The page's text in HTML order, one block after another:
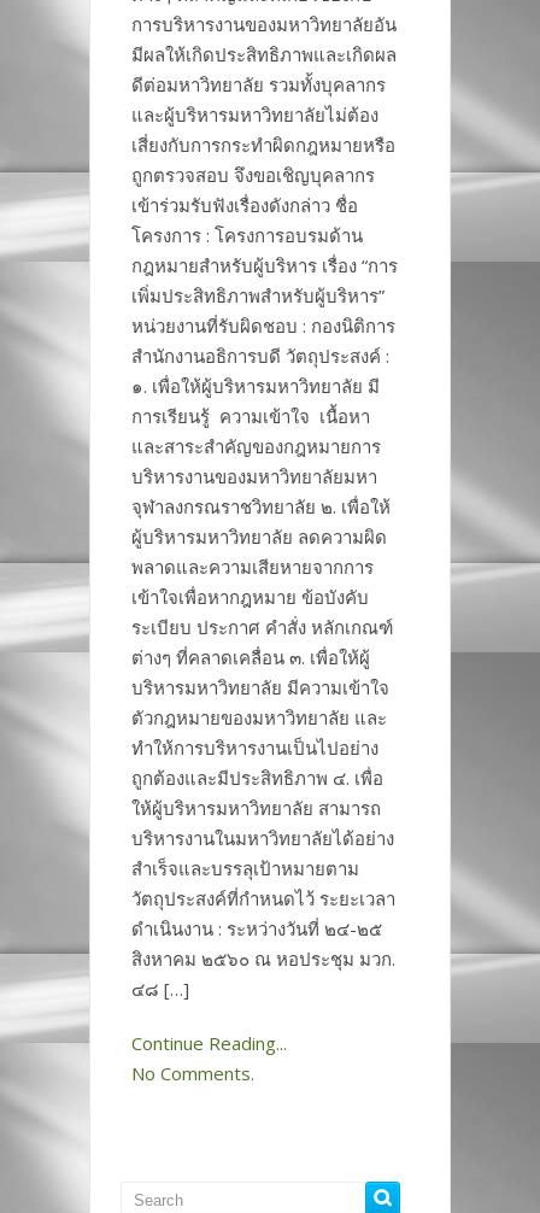
การบริหารงานของมหาวิทยาลัยอัน
มีผลให้เกิดประสิทธิภาพและเกิดผล
ดีต่อมหาวิทยาลัย รวมทั้งบุคลากร
และผู้บริหารมหาวิทยาลัยไม่ต้อง
เสี่ยงกับการกระทำผิดกฎหมายหรือ
ถูกตรวจสอบ จึงขอเชิญบุคลากร
เข้าร่วมรับฟังเรื่องดังกล่าว ชื่อ
โครงการ : โครงการอบรมด้าน
กฎหมายสำหรับผู้บริหาร เรื่อง “การ
เพิ่มประสิทธิภาพสำหรับผู้บริหาร”
หน่วยงานที่รับผิดชอบ : กองนิติการ
สำนักงานอธิการบดี วัตถุประสงค์ :
๑. เพื่อให้ผู้บริหารมหาวิทยาลัย มี
การเรียนรู้ ความเข้าใจ เนื้อหา
และสาระสำคัญของกฎหมายการ
บริหารงานของมหาวิทยาลัยมหา
จุฬาลงกรณราชวิทยาลัย ๒. เพื่อให้
ผู้บริหารมหาวิทยาลัย ลดความผิด
พลาดและความเสียหายจากการ
เข้าใจเพื่อหากฎหมาย ข้อบังคับ
ระเบียบ ประกาศ คำสั่ง หลักเกณฑ์
ต่างๆ ที่คลาดเคลื่อน ๓. เพื่อให้ผู้
บริหารมหาวิทยาลัย มีความเข้าใจ
ตัวกฎหมายของมหาวิทยาลัย และ
ทำให้การบริหารงานเป็นไปอย่าง
ถูกต้องและมีประสิทธิภาพ ๔. เพื่อ
ให้ผู้บริหารมหาวิทยาลัย สามารถ
บริหารงานในมหาวิทยาลัยได้อย่าง
สำเร็จและบรรลุเป้าหมายตาม
วัตถุประสงค์ที่กำหนดไว้ ระยะเวลา
ดำเนินงาน : ระหว่างวันที่ ๒๔-๒๕
สิงหาคม ๒๕๖๐ ณ หอประชุม มวก.
๔๘ […]
Continue Reading...
No Comments.